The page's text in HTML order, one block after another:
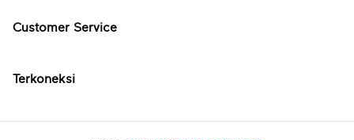
Customer Service
Terkoneksi